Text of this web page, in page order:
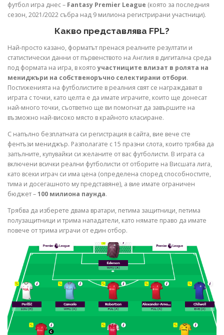
футбол игра днес – Fantasy Premier League (която за последния
сезон, 2021/2022 събра над 9 милиона регистрирани участници).
​Какво представлява FPL?
Най-просто казано, форматът пренася реалните резултати и
статистически данни от първенството на Англия в дигитална среда
под формата на игра, в коятоучастниците влизат в ролята на
мениджъри на собственоръчно селектирани отбори.
Постиженията на футболистите в реалния свят се награждават в
играта с точки, като целта е да имате играчите, които ще донесат
най-много точки, съответно ще ви помогнат да завършите на
възможно най-високо място в крайното класиране.
С напълно безплатната си регистрация в сайта, вие вече сте
фентъзи мениджър. Разполагате с 15 празни слота, които трябва да
запълните, купувайки си желаните от вас футболисти. В играта са
включени всички реални футболисти от отборите на Висшата лига,
като всеки играч си има цена (определена според способностите,
тима и досегашното му представяне), а вие имате ограничен
бюджет –100 милиона паунда.
​Трябва да изберете двама вратари, петима защитници, петима
полузащитници и трима нападатели, като нямате право да имате
повече от трима играчи от един отбор.